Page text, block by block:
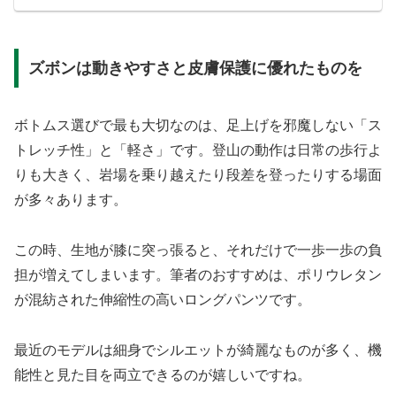
ズボンは動きやすさと皮膚保護に優れたものを
ボトムス選びで最も大切なのは、足上げを邪魔しない「ス
トレッチ性」と「軽さ」です。登山の動作は日常の歩行よ
りも大きく、岩場を乗り越えたり段差を登ったりする場面
が多々あります。
この時、生地が膝に突っ張ると、それだけで一歩一歩の負
担が増えてしまいます。筆者のおすすめは、ポリウレタン
が混紡された伸縮性の高いロングパンツです。
最近のモデルは細身でシルエットが綺麗なものが多く、機
能性と見た目を両立できるのが嬉しいですね。